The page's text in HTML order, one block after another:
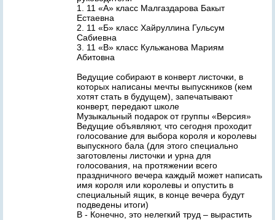
1. 11 «А» класс Малгаздарова Бакыт
Естаевна
2. 11 «Б» класс Хайруллина Гульсум
Сабиевна
3. 11 «В» класс Кульжанова Мариям
Абитовна
Ведущие собирают в конверт листочки, в
которых написаны мечты выпускников (кем
хотят стать в будущем), запечатывают
конверт, передают школе
Музыкальный подарок от группы «Версия»
Ведущие объявляют, что сегодня проходит
голосование для выбора короля и королевы
выпускного бала (для этого специально
заготовлены листочки и урна для
голосования, на протяжении всего
праздничного вечера каждый может написать
имя короля или королевы и опустить в
специальный ящик, в конце вечера будут
подведены итоги)
В - Конечно, это нелегкий труд – вырастить